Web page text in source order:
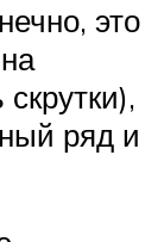
это
ряд и